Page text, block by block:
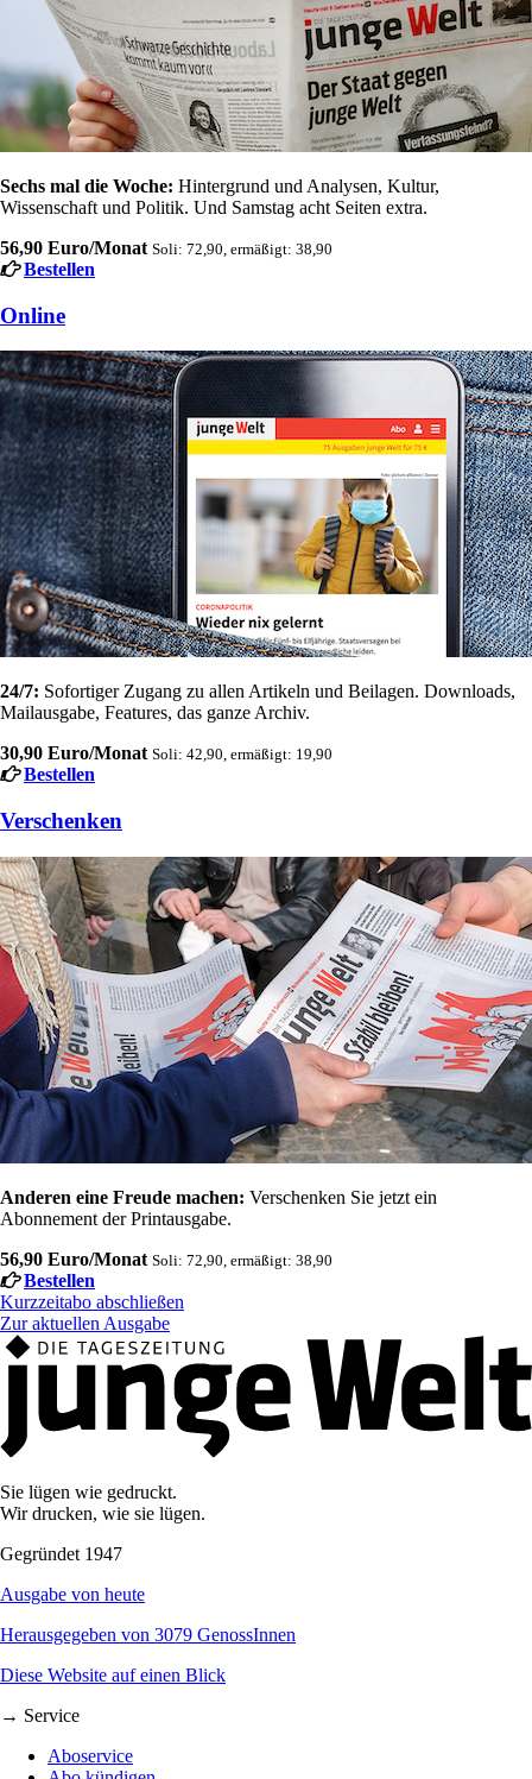
Sechs mal die Woche: Hintergrund und Analysen, Kultur,
Wissenschaft und Politik. Und Samstag acht Seiten extra.
56,90 Euro/Monat Soli: 72,90, ermäßigt: 38,90
Bestellen
Online
24/7: Sofortiger Zugang zu allen Artikeln und Beilagen. Downloads,
Mailausgabe, Features, das ganze Archiv.
30,90 Euro/Monat Soli: 42,90, ermäßigt: 19,90
Bestellen
Verschenken
Anderen eine Freude machen: Verschenken Sie jetzt ein
Abonnement der Printausgabe.
56,90 Euro/Monat Soli: 72,90, ermäßigt: 38,90
Bestellen
Kurzzeitabo abschließen
Zur aktuellen Ausgabe
Sie lügen wie gedruckt.
Wir drucken, wie sie lügen.
Gegründet 1947
Ausgabe von heute
Herausgegeben von 3079 GenossInnen
Diese Website auf einen Blick
→ Service
Aboservice